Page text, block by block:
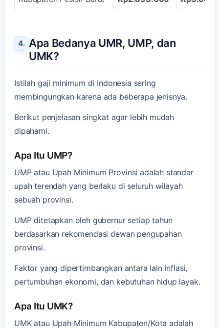
Apa Bedanya UMR, UMP, dan
UMK?
Istilah gaji minimum di Indonesia sering
membingungkan karena ada beberapa jenisnya.
Berikut penjelasan singkat agar lebih mudah
dipahami.
Apa Itu UMP?
UMP atau Upah Minimum Provinsi adalah standar
upah terendah yang berlaku di seluruh wilayah
sebuah provinsi.
UMP ditetapkan oleh gubernur setiap tahun
berdasarkan rekomendasi dewan pengupahan
provinsi.
Faktor yang dipertimbangkan antara lain inflasi,
pertumbuhan ekonomi, dan kebutuhan hidup layak.
Apa Itu UMK?
UMK atau Upah Minimum Kabupaten/Kota adalah